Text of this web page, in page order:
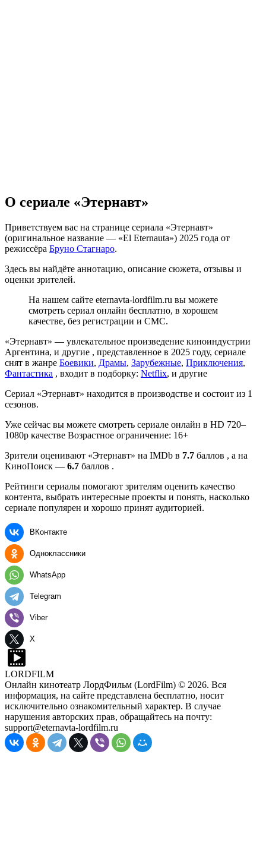
О сериале «Этернавт»
Приветствуем вас на странице сериала «Этернавт»
(оригинальное название — «El Eternauta») 2025 года от
режиссёра Бруно Стагнаро.
Здесь вы найдёте аннотацию, описание сюжета, отзывы и
оценки зрителей.
На нашем сайте eternavta-lordfilm.ru вы можете
смотреть сериал онлайн бесплатно, в хорошем
качестве, без регистрации и СМС.
«Этернавт» — увлекательное произведение киноиндустрии
Аргентина, и другие , представленное в 2025 году, сериале
снят в жанре Боевики, Драмы, Зарубежные, Приключения,
Фантастика , входит в подборку: Netflix, и другие
Сериал «Этернавт» находится в производстве и состоит из 1
сезонов.
Уже сейчас вы можете смотреть сериале онлайн в HD 720–
1080p качестве Возрастное ограничение: 16+
Зрители оценивают «Этернавт» на IMDb в 7.7 баллов , а на
КиноПоиск — 6.7 баллов .
Рейтинги сериалы помогают зрителям оценить качество
контента, выбрать интересные проекты и понять, насколько
сериале популярен и хорошо принят аудиторией.
ВКонтакте
Одноклассники
WhatsApp
Telegram
Viber
X
LORDFILM
Онлайн кинотеатр ЛордФильм (LordFilm) © 2026. Вся
информация, на сайте представлена бесплатно, носит
исключительно ознакомительный характер. В случае
нарушения авторских прав, обращайтесь на почту:
support@eternavta-lordfilm.ru